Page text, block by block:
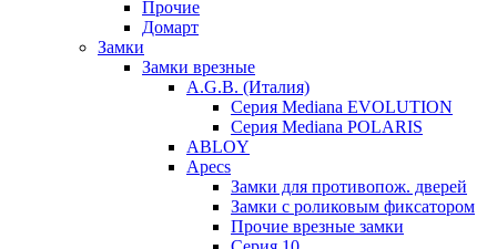
Прочие
Домарт
Замки
Замки врезные
A.G.B. (Италия)
Серия Mediana EVOLUTION
Серия Mediana POLARIS
ABLOY
Apecs
Замки для противопож. дверей
Замки с роликовым фиксатором
Прочие врезные замки